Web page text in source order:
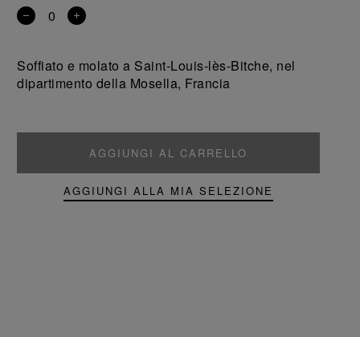
Rimuovi
Aggiungi
Soffiato e molato a Saint-Louis-lès-Bitche, nel
dipartimento della Mosella, Francia
AGGIUNGI AL CARRELLO
AGGIUNGI ALLA MIA SELEZIONE